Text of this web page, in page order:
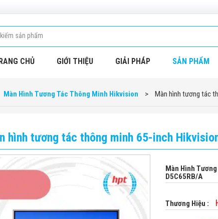
CHỦ GIỚI THIỆU GIẢI PHÁP SẢN PHẨM
Màn Hình Tương Tác Thông Minh Hikvision > Màn hình tương tác
hình tương tác thông minh 65-inch
Màn Hình
D5C65RB/A
Thương Hiệu :